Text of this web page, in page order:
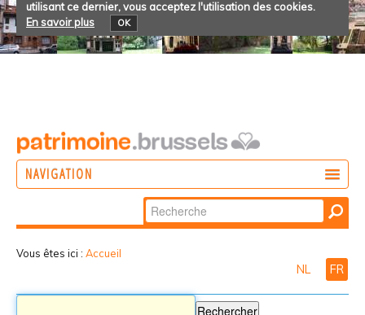
utilisant ce dernier, vous acceptez l'utilisation des cookies.
En savoir plus
OK
NAVIGATION
Chercher par
Recherche
Vous êtes ici : Accueil
NL FR